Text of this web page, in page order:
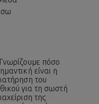
πόσο
είναι η
του
για τη σωστή
της